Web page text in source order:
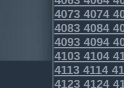
40734074
40834084
40934094
41034104
41134114
41234124